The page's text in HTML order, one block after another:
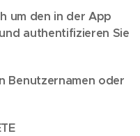
um den in der App
authentifizieren Sie
Benutzernamen oder